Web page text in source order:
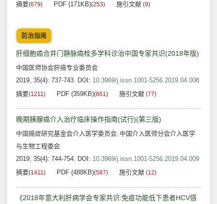
摘要(679) PDF (171KB)(253) 施引文献 (9)
防治指南
肝细胞癌合并门静脉癌栓多学科诊治中国专家共识(2018年版)
中国医师协会肝癌专业委员会
2019, 35(4): 737-743. DOI: 10.3969/j.issn.1001-5256.2019.04.008
摘要(1211) PDF (359KB)(861) 施引文献 (77)
晚期胰腺癌介入治疗临床操作指南(试行)(第三版)
中国癌症研究基金会介入医学委员会, 中国介入医师分会介入医学
与生物工程委会
2019, 35(4): 744-754. DOI: 10.3969/j.issn.1001-5256.2019.04.009
摘要(1411) PDF (488KB)(587) 施引文献 (12)
《2018年意大利肝病学会专家共识:免疫功能低下患者HCV感